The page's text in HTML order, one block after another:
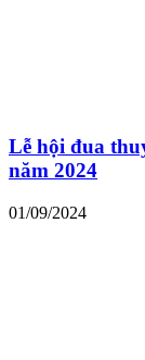
Lễ hội đua
năm 2024
01/09/2024